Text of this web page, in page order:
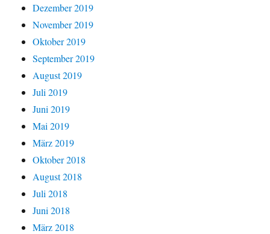
Dezember 2019
November 2019
Oktober 2019
September 2019
August 2019
Juli 2019
Juni 2019
Mai 2019
März 2019
Oktober 2018
August 2018
Juli 2018
Juni 2018
März 2018